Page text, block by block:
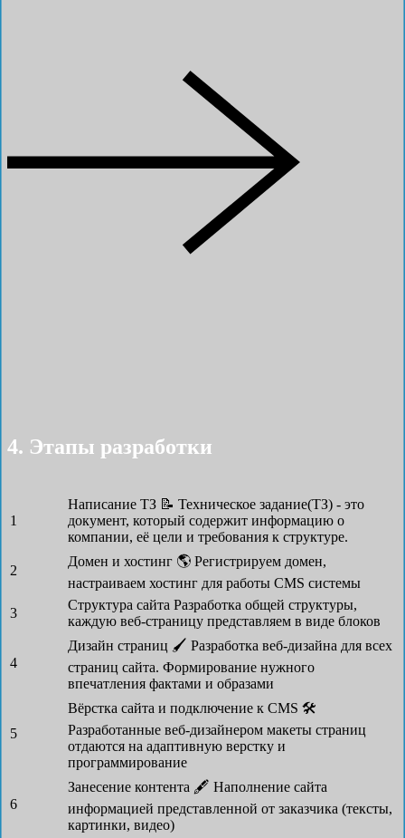
4. Этапы разработки
1
Написание ТЗ 📝 Техническое задание(ТЗ) - это
документ, который содержит информацию о
компании, её цели и требования к структуре.
2
Домен и хостинг 🌎 Регистрируем домен,
настраиваем хостинг для работы CMS системы
3
Структура сайта Разработка общей структуры,
каждую веб-страницу представляем в виде блоков
4
Дизайн страниц 🖌 Разработка веб-дизайна для всех
страниц сайта. Формирование нужного
впечатления фактами и образами
5
Вёрстка сайта и подключение к CMS 🛠
Разработанные веб-дизайнером макеты страниц
отдаются на адаптивную верстку и
программирование
6
Занесение контента 🖋 Наполнение сайта
информацией представленной от заказчика (тексты,
картинки, видео)